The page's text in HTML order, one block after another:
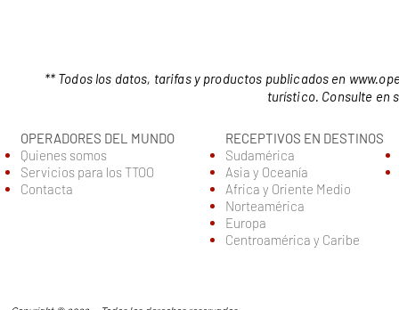
** Todos los datos, tarifas y productos publicados en
turístico. Consulte en
OPERADORES DEL MUNDO
Quienes somos
Servicios para los TTOO
Contacta
RECEPTIVOS EN DESTINOS
Sudamérica
Asia y Oceanía
Africa y Oriente Medio
Norteamérica
Europa
Centroamérica y Caribe